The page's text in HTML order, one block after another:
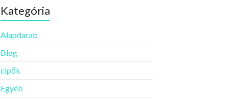
Kategória
Alapdarab
Blog
cipők
Egyéb